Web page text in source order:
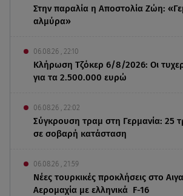
Στην παραλία η Αποστολία Ζώη:
αλμύρα»
06.08.26 , 22:10
Κλήρωση Τζόκερ 6/8/2026: Οι
για τα 2.500.000 ευρώ
06.08.26 , 22:02
Σύγκρουση τραμ στη Γερμανία: 25
σε σοβαρή κατάσταση
06.08.26 , 21:59
Νέες τουρκικές προκλήσεις στο
Αερομαχία με ελληνικά F-16